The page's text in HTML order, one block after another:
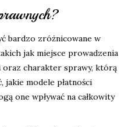
bardzo zróżnicowane w
jak miejsce prowadzenia
oraz charakter sprawy, którą
jakie modele płatności
one wpływać na całkowity